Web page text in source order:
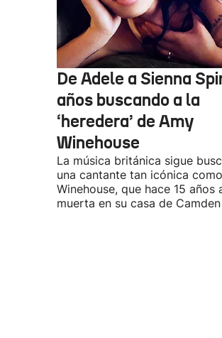
De Adele a Sienna
años buscando a la
‘heredera’ de Amy
Winehouse
La música británica sigue
una cantante tan icónica como
Winehouse, que hace 15 años
muerta en su casa de